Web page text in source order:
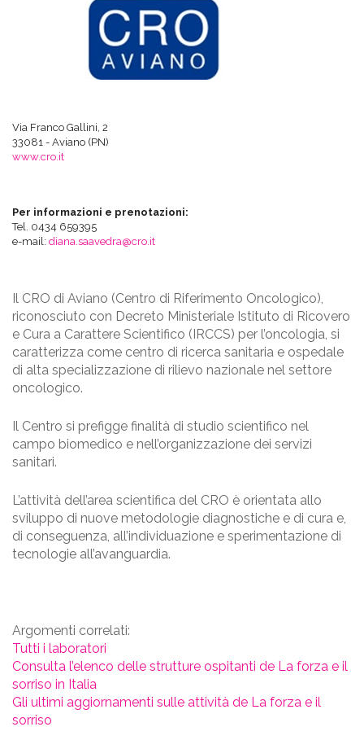
Via Franco Gallini, 2
33081 - Aviano (PN)
www.cro.it
Per informazioni e prenotazioni:
Tel. 0434 659395
e-mail: diana.saavedra@cro.it
Il CRO di Aviano (Centro di Riferimento Oncologico),
riconosciuto con Decreto Ministeriale Istituto di Ricovero
e Cura a Carattere Scientifico (IRCCS) per l’oncologia, si
caratterizza come centro di ricerca sanitaria e ospedale
di alta specializzazione di rilievo nazionale nel settore
oncologico.
Il Centro si prefigge finalità di studio scientifico nel
campo biomedico e nell’organizzazione dei servizi
sanitari.
L’attività dell’area scientifica del CRO è orientata allo
sviluppo di nuove metodologie diagnostiche e di cura e,
di conseguenza, all’individuazione e sperimentazione di
tecnologie all’avanguardia.
Argomenti correlati:
Tutti i laboratori
Consulta l’elenco delle strutture ospitanti de La forza e il
sorriso in Italia
Gli ultimi aggiornamenti sulle attività de La forza e il
sorriso